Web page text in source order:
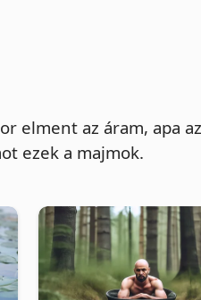
elment az áram, apa
ezek a majmok.